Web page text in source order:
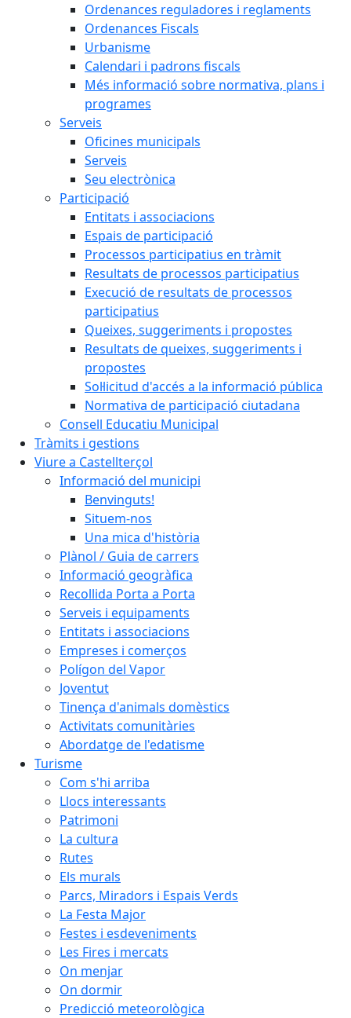
Ordenances reguladores i reglaments
Ordenances Fiscals
Urbanisme
Calendari i padrons fiscals
Més informació sobre normativa, plans i
programes
Serveis
Oficines municipals
Serveis
Seu electrònica
Participació
Entitats i associacions
Espais de participació
Processos participatius en tràmit
Resultats de processos participatius
Execució de resultats de processos
participatius
Queixes, suggeriments i propostes
Resultats de queixes, suggeriments i
propostes
Sol·licitud d'accés a la informació pública
Normativa de participació ciutadana
Consell Educatiu Municipal
Tràmits i gestions
Viure a Castellterçol
Informació del municipi
Benvinguts!
Situem-nos
Una mica d'història
Plànol / Guia de carrers
Informació geogràfica
Recollida Porta a Porta
Serveis i equipaments
Entitats i associacions
Empreses i comerços
Polígon del Vapor
Joventut
Tinença d'animals domèstics
Activitats comunitàries
Abordatge de l'edatisme
Turisme
Com s'hi arriba
Llocs interessants
Patrimoni
La cultura
Rutes
Els murals
Parcs, Miradors i Espais Verds
La Festa Major
Festes i esdeveniments
Les Fires i mercats
On menjar
On dormir
Predicció meteorològica